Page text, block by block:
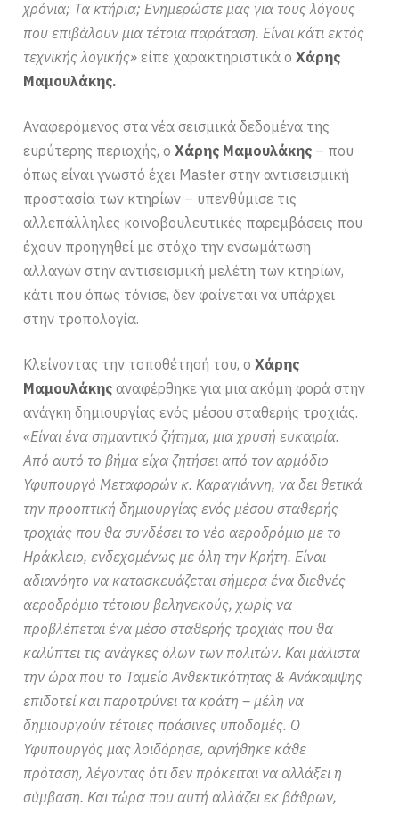
χρόνια; Τα κτήρια; Ενημερώστε μας για τους λόγους
που επιβάλουν μια τέτοια παράταση. Είναι κάτι εκτός
τεχνικής λογικής» είπε χαρακτηριστικά οΧάρης
Μαμουλάκης.
Αναφερόμενος στα νέα σεισμικά δεδομένα της
ευρύτερης περιοχής, οΧάρης Μαμουλάκης – που
όπως είναι γνωστό έχει Master στην αντισεισμική
προστασία των κτηρίων – υπενθύμισε τις
αλλεπάλληλες κοινοβουλευτικές παρεμβάσεις που
έχουν προηγηθεί με στόχο την ενσωμάτωση
αλλαγών στην αντισεισμική μελέτη των κτηρίων,
κάτι που όπως τόνισε, δεν φαίνεται να υπάρχει
στην τροπολογία.
Κλείνοντας την τοποθέτησή του, οΧάρης
Μαμουλάκης αναφέρθηκε για μια ακόμη φορά στην
ανάγκη δημιουργίας ενός μέσου σταθερής τροχιάς.
«Είναι ένα σημαντικό ζήτημα, μια χρυσή ευκαιρία.
Από αυτό το βήμα είχα ζητήσει από τον αρμόδιο
Υφυπουργό Μεταφορών κ. Καραγιάννη, να δει θετικά
την προοπτική δημιουργίας ενός μέσου σταθερής
τροχιάς που θα συνδέσει το νέο αεροδρόμιο με το
Ηράκλειο, ενδεχομένως με όλη την Κρήτη. Είναι
αδιανόητο να κατασκευάζεται σήμερα ένα διεθνές
αεροδρόμιο τέτοιου βεληνεκούς, χωρίς να
προβλέπεται ένα μέσο σταθερής τροχιάς που θα
καλύπτει τις ανάγκες όλων των πολιτών. Και μάλιστα
την ώρα που το Ταμείο Ανθεκτικότητας & Ανάκαμψης
επιδοτεί και παροτρύνει τα κράτη – μέλη να
δημιουργούν τέτοιες πράσινες υποδομές. Ο
Υφυπουργός μας λοιδόρησε, αρνήθηκε κάθε
πρόταση, λέγοντας ότι δεν πρόκειται να αλλάξει η
σύμβαση. Και τώρα που αυτή αλλάζει εκ βάθρων,